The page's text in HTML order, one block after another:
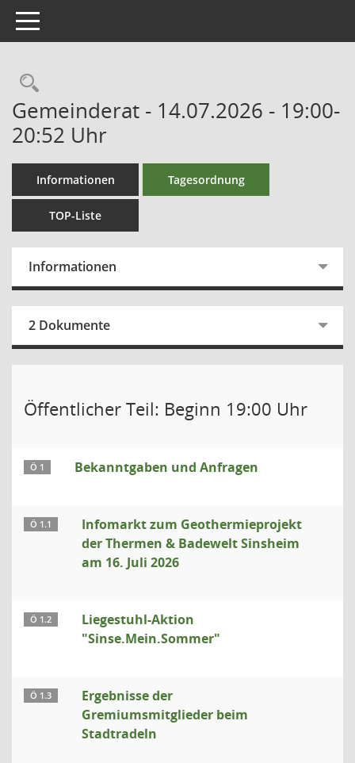
Toggle navigation
Gemeinderat - 14.07.2026 - 19:00-
20:52 Uhr
Informationen Tagesordnung
TOP-Liste
Informationen
2 Dokumente
Öffentlicher Teil: Beginn 19:00 Uhr
Ö 1 Bekanntgaben und Anfragen
Ö 1.1
Infomarkt zum Geothermieprojekt
der Thermen & Badewelt Sinsheim
am 16. Juli 2026
Ö 1.2
Liegestuhl-Aktion
"Sinse.Mein.Sommer"
Ö 1.3
Ergebnisse der
Gremiumsmitglieder beim
Stadtradeln